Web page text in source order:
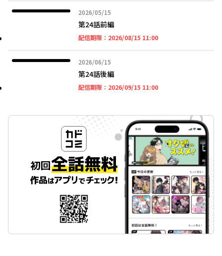
2026/05/15
2026年05月15日
第24話前編
配信期限： 2026/08/15 11:002026年08月15日 11時
2026/06/15
2026年06月15日
第24話後編
配信期限： 2026/09/15 11:002026年09月15日 11時